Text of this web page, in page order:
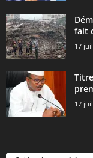
fait
17
17